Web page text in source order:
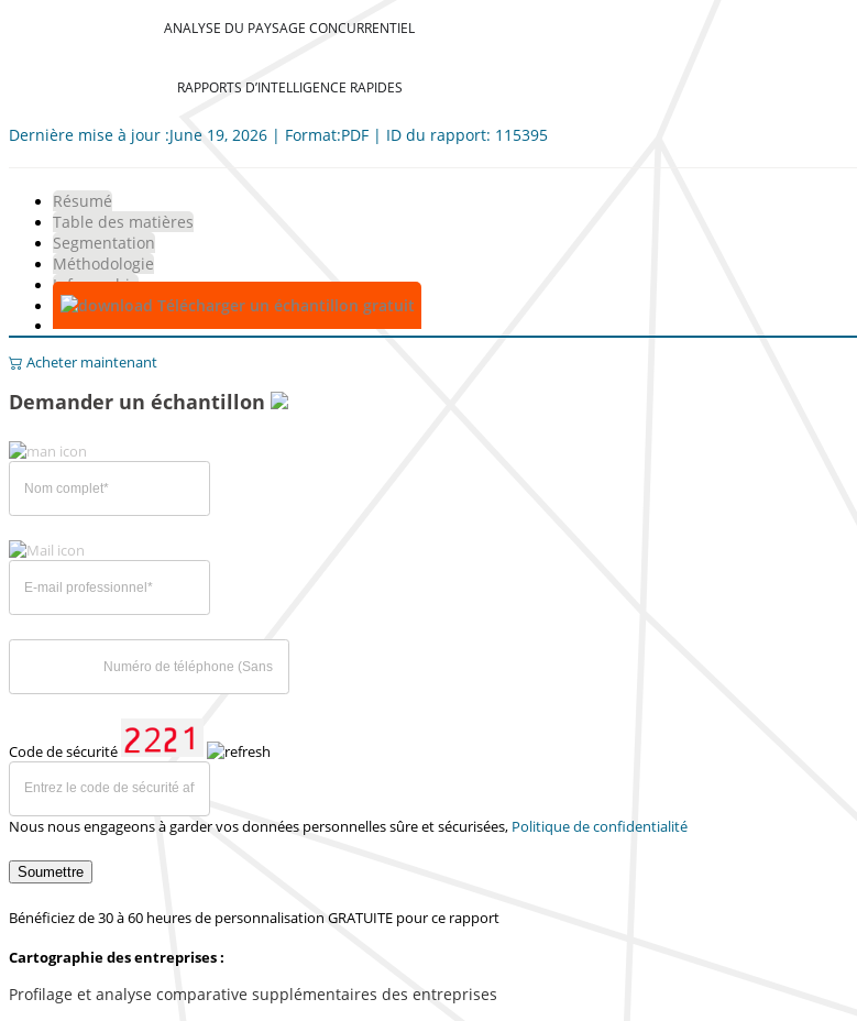
ANALYSE DU PAYSAGE CONCURRENTIEL
RAPPORTS D’INTELLIGENCE RAPIDES
Dernière mise à jour :June 19, 2026 | Format:PDF | ID du rapport: 115395
Résumé
Table des matières
Segmentation
Méthodologie
Infographie
Télécharger un échantillon gratuit
Acheter maintenant
Demander un échantillon
Code de sécurité
Nous nous engageons à garder vos données personnelles sûre et sécurisées, Politique de confidentialité
Soumettre
Bénéficiez de 30 à 60 heures de personnalisation GRATUITE pour ce rapport
Cartographie des entreprises :
Profilage et analyse comparative supplémentaires des entreprises